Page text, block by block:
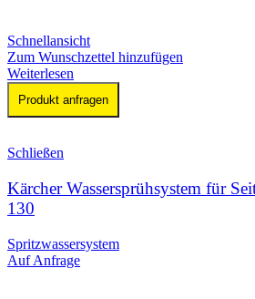
Schnellansicht
Zum Wunschzettel hinzufügen
Weiterlesen
Produkt anfragen
Schließen
Kärcher Wassersprühsystem für
130
Spritzwassersystem
Auf Anfrage